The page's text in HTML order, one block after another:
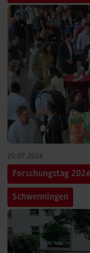
20.07.2026
Forschungstag
Schwenningen